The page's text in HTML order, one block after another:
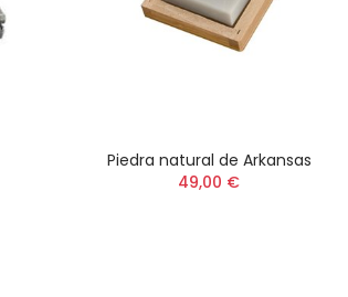
Piedra natural de Arkansas
49,00 €